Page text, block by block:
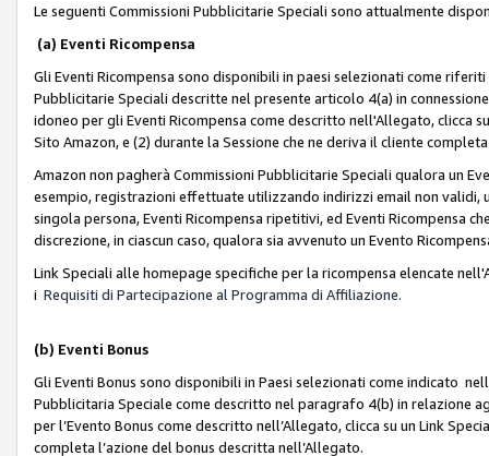
Le seguenti Commissioni Pubblicitarie Speciali sono attualmente
(a) Eventi Ricompensa
Gli Eventi Ricompensa sono disponibili in paesi selezionati come
Pubblicitarie Speciali descritte nel presente articolo 4(a) in
idoneo per gli Eventi Ricompensa come descritto nell'Allegato, clicca
Sito Amazon, e (2) durante la Sessione che ne deriva il cliente
Amazon non pagherà Commissioni Pubblicitarie Speciali qualora un
esempio, registrazioni effettuate utilizzando indirizzi email non
singola persona, Eventi Ricompensa ripetitivi, ed Eventi Ricompensa
discrezione, in ciascun caso, qualora sia avvenuto un Evento
Link Speciali alle homepage specifiche per la ricompensa elencate
i Requisiti di Partecipazione al Programma di Affiliazione.
(b) Eventi Bonus
Gli Eventi Bonus sono disponibili in Paesi selezionati come indicato
Pubblicitaria Speciale come descritto nel paragrafo 4(b) in relazione
per l’Evento Bonus come descritto nell’Allegato, clicca su un Link
completa l’azione del bonus descritta nell’Allegato.